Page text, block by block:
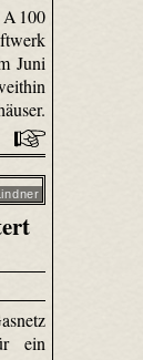
100
Juni
ein